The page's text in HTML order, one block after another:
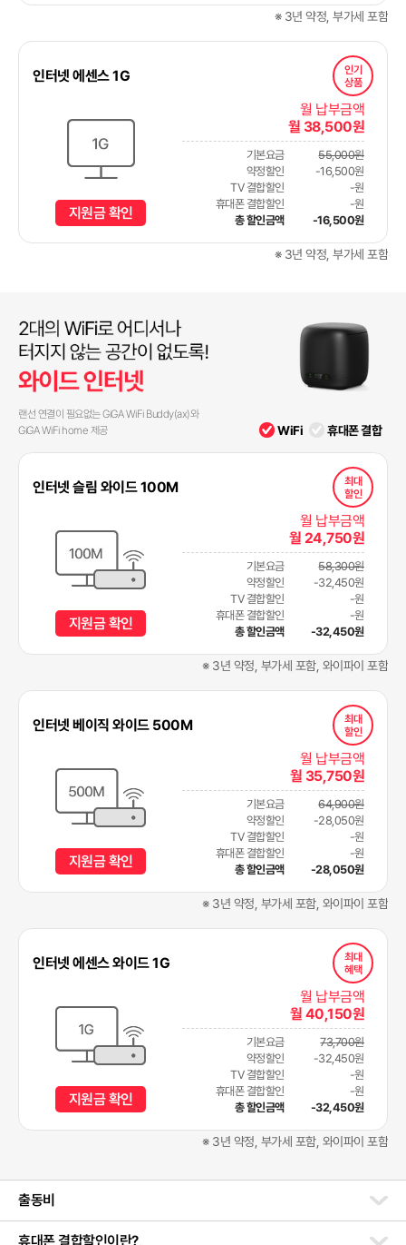
※ 3년 약정, 부가세 포함
인터넷 에센스 1G
인기
상품
지원금 확인
월 납부금액
월 38,500원
기본요금
약정할인
TV 결합할인
휴대폰 결합할인
총 할인금액
55,000원
-16,500원
-원
-원
-16,500원
※ 3년 약정, 부가세 포함
랜선 연결이 필요없는 GiGA WiFi Buddy(ax)와
GiGA WiFi home 제공
WiFi 휴대폰 결합
인터넷 슬림 와이드 100M
최대
할인
지원금 확인
월 납부금액
월 24,750원
기본요금
약정할인
TV 결합할인
휴대폰 결합할인
총 할인금액
58,300원
-32,450원
-원
-원
-32,450원
※ 3년 약정, 부가세 포함, 와이파이 포함
인터넷 베이직 와이드 500M
최대
할인
지원금 확인
월 납부금액
월 35,750원
기본요금
약정할인
TV 결합할인
휴대폰 결합할인
총 할인금액
64,900원
-28,050원
-원
-원
-28,050원
※ 3년 약정, 부가세 포함, 와이파이 포함
인터넷 에센스 와이드 1G
최대
혜택
지원금 확인
월 납부금액
월 40,150원
기본요금
약정할인
TV 결합할인
휴대폰 결합할인
총 할인금액
73,700원
-32,450원
-원
-원
-32,450원
※ 3년 약정, 부가세 포함, 와이파이 포함
출동비
휴대폰 결합할인이란?